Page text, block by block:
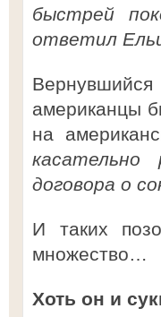
быстрей
ответил
американцы
на
договора о
И таких
множество…
Хоть он и